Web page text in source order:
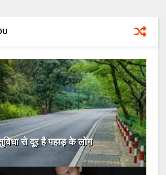
से दूर है पहाड़ के लोग